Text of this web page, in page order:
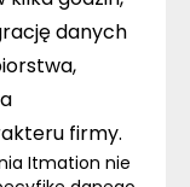
danych
firmy.
Itmation nie